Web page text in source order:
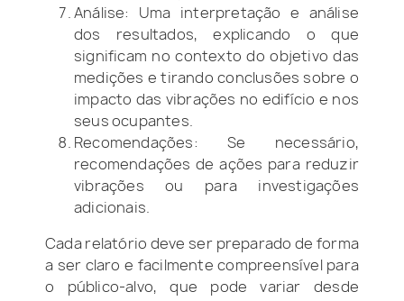
Análise: Uma interpretação e análise
dos resultados, explicando o que
significam no contexto do objetivo das
medições e tirando conclusões sobre o
impacto das vibrações no edifício e nos
seus ocupantes.
Recomendações: Se necessário,
recomendações de ações para reduzir
vibrações ou para investigações
adicionais.
Cada relatório deve ser preparado de forma
a ser claro e facilmente compreensível para
o público-alvo, que pode variar desde